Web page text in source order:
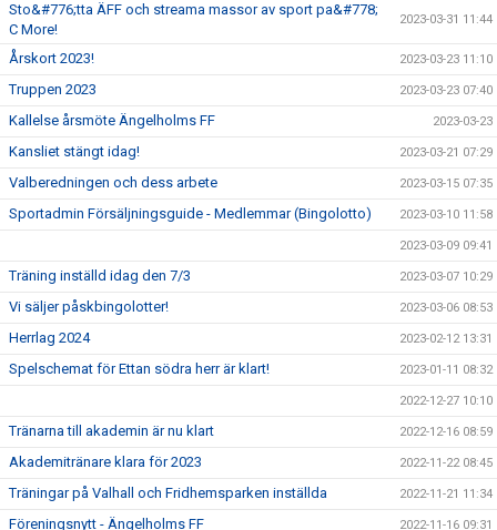
Sto&#776;tta ÄFF och streama massor av sport pa&#778;
C More!
2023-03-31 11:44
Årskort 2023! 2023-03-23 11:10
Truppen 2023 2023-03-23 07:40
Kallelse årsmöte Ängelholms FF 2023-03-23
Kansliet stängt idag! 2023-03-21 07:29
Valberedningen och dess arbete 2023-03-15 07:35
Sportadmin Försäljningsguide - Medlemmar (Bingolotto) 2023-03-10 11:58
2023-03-09 09:41
Träning inställd idag den 7/3 2023-03-07 10:29
Vi säljer påskbingolotter! 2023-03-06 08:53
Herrlag 2024 2023-02-12 13:31
Spelschemat för Ettan södra herr är klart! 2023-01-11 08:32
2022-12-27 10:10
Tränarna till akademin är nu klart 2022-12-16 08:59
Akademitränare klara för 2023 2022-11-22 08:45
Träningar på Valhall och Fridhemsparken inställda 2022-11-21 11:34
Föreningsnytt - Ängelholms FF 2022-11-16 09:31